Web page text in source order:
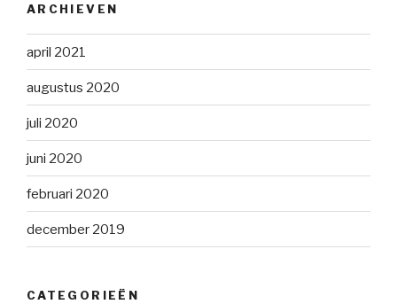
ARCHIEVEN
april 2021
augustus 2020
juli 2020
juni 2020
februari 2020
december 2019
CATEGORIEËN